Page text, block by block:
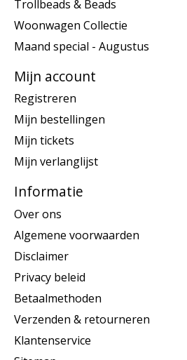
Trollbeads & Beads
Woonwagen Collectie
Maand special - Augustus
Mijn account
Registreren
Mijn bestellingen
Mijn tickets
Mijn verlanglijst
Informatie
Over ons
Algemene voorwaarden
Disclaimer
Privacy beleid
Betaalmethoden
Verzenden & retourneren
Klantenservice